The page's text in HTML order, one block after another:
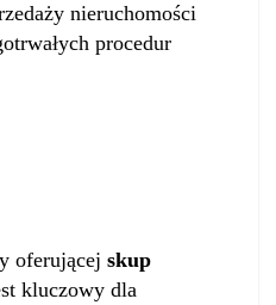
nieruchomości
procedur
oferującej skup
kluczowy dla